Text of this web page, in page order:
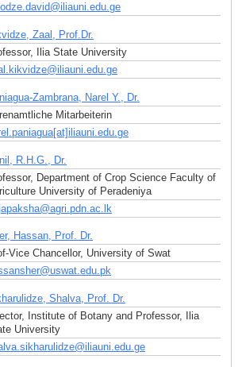
@iliauni.edu.ge
Zaal, Prof.Dr.
Ilia State University
@iliauni.edu ge
Zambrana, Narel Y., Dr.
Mitarbeiterin
ge
R.H.G., Dr.
Department of Crop Science Faculty of
University of Peradeniya
@agri.pdn.ac lk
Hassan, Prof. Dr.
Vice Chancellor, University of Swat
@uswat.edu.pk
Shalva, Prof. Dr.
Institute of Botany and Professor, Ilia
University
@iliauni.edu.ge